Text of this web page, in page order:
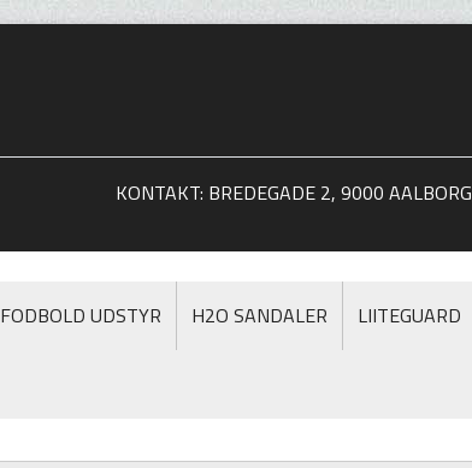
KONTAKT: BREDEGADE 2, 9000
FODBOLD UDSTYR H2O SANDALER LIITEGUARD